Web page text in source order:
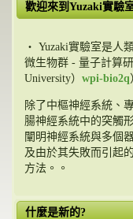
歡迎來到Yuzaki實驗
・ Yuzaki實驗室是人
微生物群 - 量子計算
University） wpi-bio2q
除了中樞神經系統、
腸神經系統中的突觸
闡明神經系統與多個
及由於其失敗而引起
方法。。
什麼是新的?